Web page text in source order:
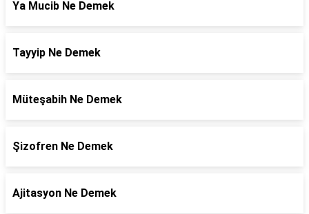
Ya Mucib Ne Demek
Tayyip Ne Demek
Müteşabih Ne Demek
Şizofren Ne Demek
Ajitasyon Ne Demek